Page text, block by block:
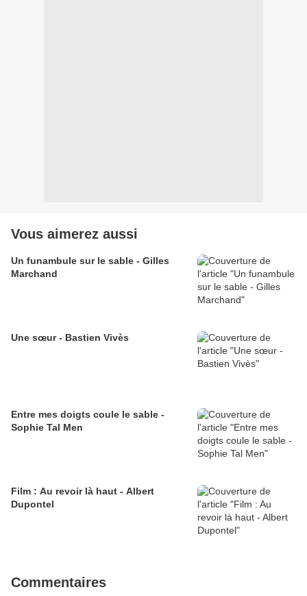
Vous aimerez aussi
Un funambule sur le sable - Gilles
Marchand
Une sœur - Bastien Vivès
Entre mes doigts coule le sable -
Sophie Tal Men
Film : Au revoir là haut - Albert
Dupontel
Commentaires